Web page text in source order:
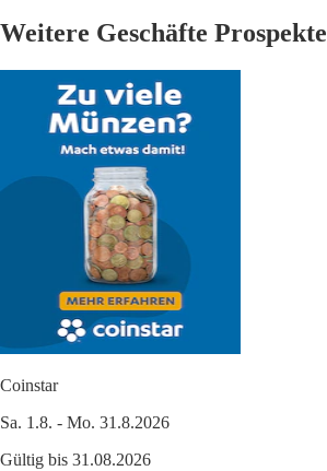
Weitere Geschäfte Prospekte
Coinstar
Sa. 1.8. - Mo. 31.8.2026
Gültig bis 31.08.2026